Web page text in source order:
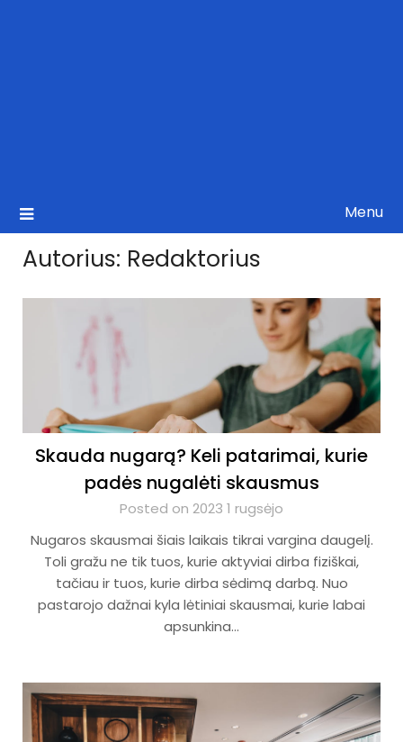
Menu
Autorius: Redaktorius
Skauda nugarą? Keli patarimai, kurie
padės nugalėti skausmus
Posted on 2023 1 rugsėjo
Nugaros skausmai šiais laikais tikrai vargina daugelį.
Toli gražu ne tik tuos, kurie aktyviai dirba fiziškai,
tačiau ir tuos, kurie dirba sėdimą darbą. Nuo
pastarojo dažnai kyla lėtiniai skausmai, kurie labai
apsunkina…